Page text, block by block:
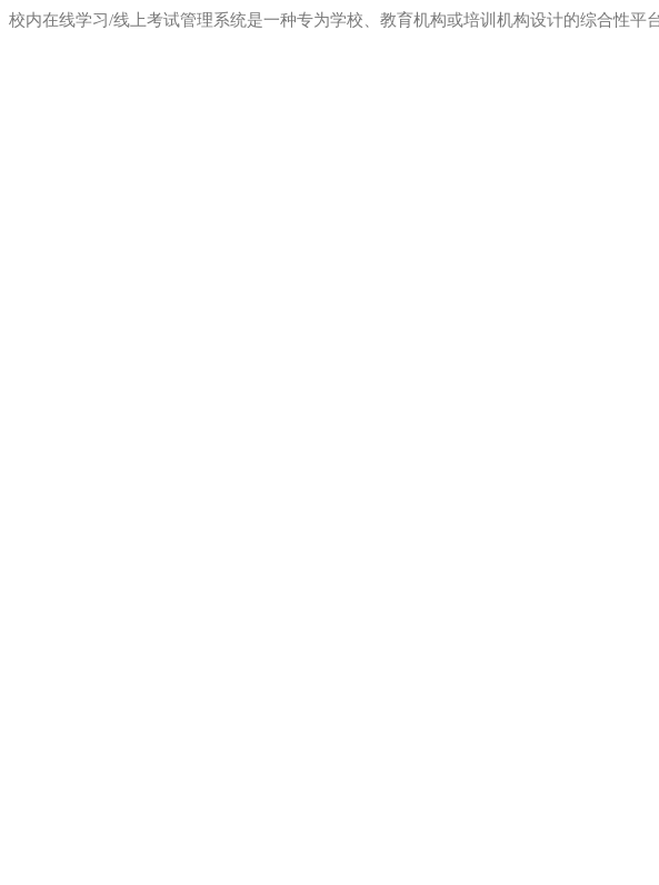
校内在线学习/线上考试管理系统是一种专为学校、教育机构或培训机构设计的综合性平